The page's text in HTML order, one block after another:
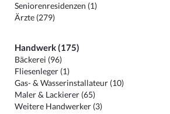
Seniorenresidenzen (1)
Ärzte (279)
Handwerk (175)
Bäckerei (96)
Fliesenleger (1)
Gas- & Wasserinstallateur (10)
Maler & Lackierer (65)
Weitere Handwerker (3)